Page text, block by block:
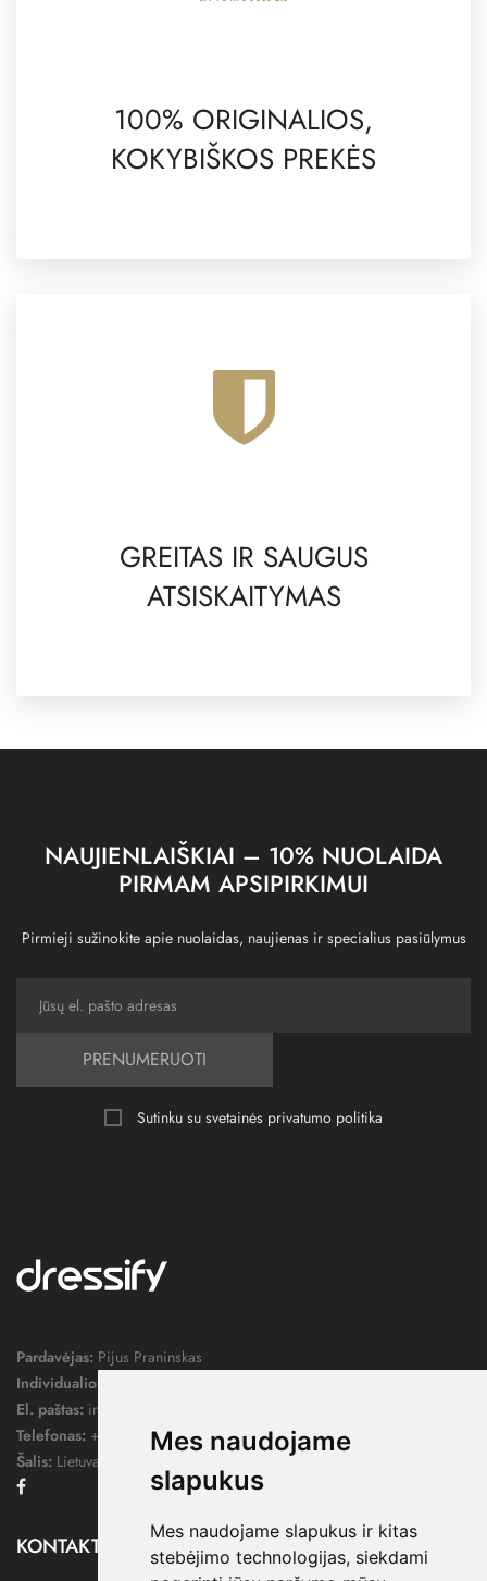
Mes naudojame
slapukus
Mes naudojame slapukus ir kitas
stebėjimo technologijas, siekdami
100% ORIGINALIOS,
KOKYBIŠKOS PREKĖS
GREITAS IR SAUGUS
ATSISKAITYMAS
NAUJIENLAIŠKIAI – 10% NUOLAIDA
PIRMAM APSIPIRKIMUI
Pirmieji sužinokite apie nuolaidas, naujienas ir specialius pasiūlymus
PRENUMERUOTI
Sutinku su svetainės privatumo politika
Pardavėjas: Pijus Praninskas
Individualios veiklos pažymos nr.:
El. paštas: info@dressify.lt
Telefonas: +370 676 78578
Šalis: Lietuva
KONTAKTAI